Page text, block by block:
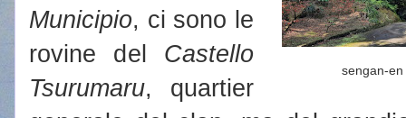
sengan-en
Municipio, ci sono le
rovine del Castello
Tsurumaru, quartier